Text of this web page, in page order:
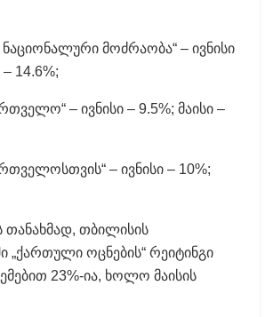
მოძრაობა“ – ივნისი
– 14.6%;
– ივნისი – 9.5%; მაისი –
– ივნისი – 10%;
თანახმად, თბილისის
„ქართული ოცნების“ რეიტინგი
23%-ია, ხოლო მაისის